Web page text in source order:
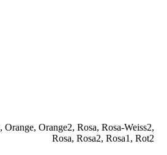
, Orange, Orange2, Rosa, Rosa-Weiss2,
Rosa, Rosa2, Rosa1 , Rot2